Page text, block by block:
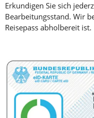
Erkundigen Sie sich
Bearbeitungsstand. Wir
Reisepass abholbereit ist.